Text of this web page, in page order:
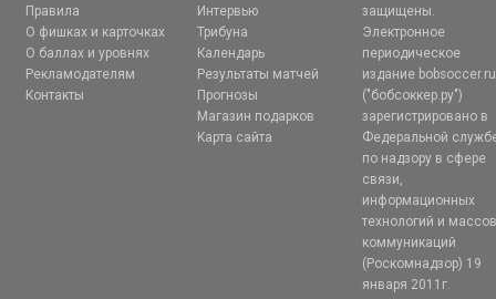
Правила
О фишках и карточках
О баллах и уровнях
Рекламодателям
Контакты
Интервью
Трибуна
Календарь
Результаты матчей
Прогнозы
Магазин подарков
Карта сайта
защищены.
Электронное
периодическое
издание bobsoccer.ru
("бобсоккер.ру")
зарегистрировано в
Федеральной
по надзору в сфере
связи,
информационных
технологий и
коммуникаций
(Роскомнадзор) 19
января 2011г.